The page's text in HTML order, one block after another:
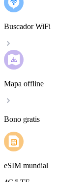
Buscador WiFi
Mapa offline
Bono gratis
eSIM mundial